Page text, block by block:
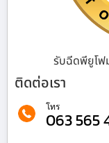
รับฉีดพียูโฟ
ติดต่อเรา
โทร
063 565